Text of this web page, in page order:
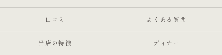
口コミ よくある質問
当店の特徴 ディナー